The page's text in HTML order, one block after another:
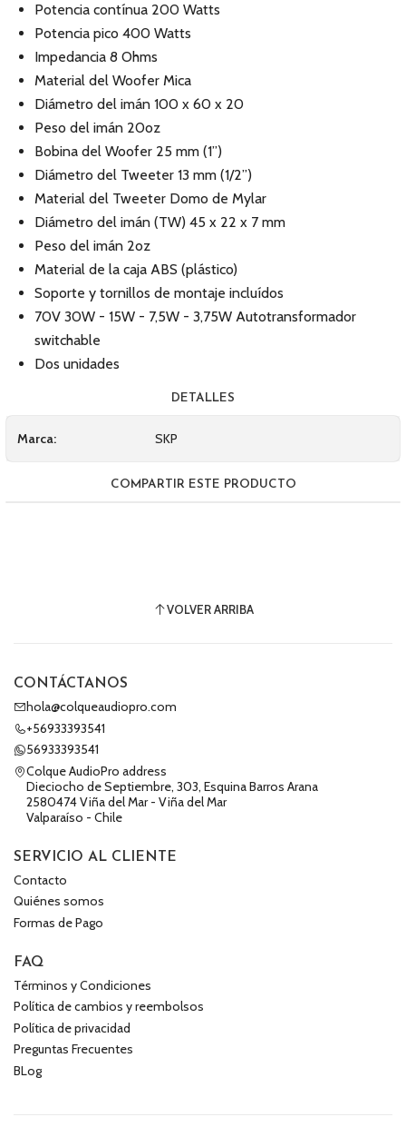
Potencia contínua 200 Watts
Potencia pico 400 Watts
Impedancia 8 Ohms
Material del Woofer Mica
Diámetro del imán 100 x 60 x 20
Peso del imán 20oz
Bobina del Woofer 25 mm (1”)
Diámetro del Tweeter 13 mm (1/2”)
Material del Tweeter Domo de Mylar
Diámetro del imán (TW) 45 x 22 x 7 mm
Peso del imán 2oz
Material de la caja ABS (plástico)
Soporte y tornillos de montaje incluídos
70V 30W - 15W - 7,5W - 3,75W Autotransformador
switchable
Dos unidades
DETALLES
Marca: SKP
COMPARTIR ESTE PRODUCTO
VOLVER ARRIBA
CONTÁCTANOS
hola@colqueaudiopro.com
+56933393541
56933393541
Colque AudioPro address
Dieciocho de Septiembre, 303, Esquina Barros Arana
2580474 Viña del Mar - Viña del Mar
Valparaíso - Chile
SERVICIO AL CLIENTE
Contacto
Quiénes somos
Formas de Pago
FAQ
Términos y Condiciones
Política de cambios y reembolsos
Política de privacidad
Preguntas Frecuentes
BLog